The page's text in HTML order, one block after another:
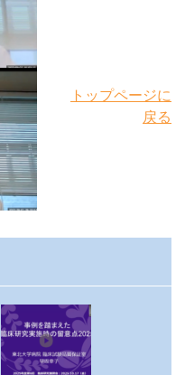
トップページに
戻る